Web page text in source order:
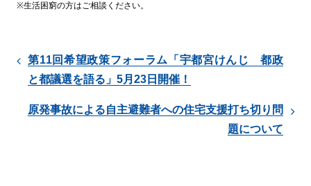
※生活困窮の方はご相談ください。
第11回希望政策フォーラム「宇都宮けんじ 都政
と都議選を語る」5月23日開催！
原発事故による自主避難者への住宅支援打ち切り問
題について